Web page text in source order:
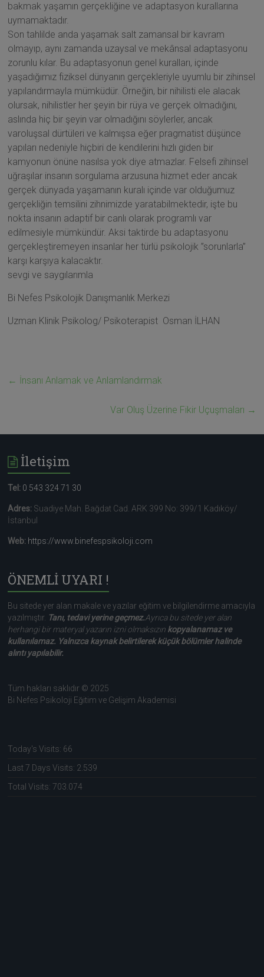
bakmak yaşamın gerçekliğine ve adaptasyon kurallarına
uymamaktadır.
Son tahlilde anda yaşamak salt zamansal bir kavram
olmayıp, aynı zamanda uzaysal ve mekânsal adaptasyonu
zorunlu kılar. Bu adaptasyonun genel kuralları, içinde
yaşadığımız fiziksel dünyanın gerçekleriyle uyumlu bir zihinsel
yapılandırmayla mümküdür. Örneğin, bir nihilisti ele alacak
olursak, nihilistler her şeyin bir rüya ve gerçek olmadığını,
aslında hiç bir şeyin var olmadığını söylerler, ancak
varoluşsal dürtüleri ve kalmışsa eğer pragmatist düşünce
yapıları nedeniyle hiçbiri de kendilerini hızlı giden bir
kamyonun önüne nasılsa yok diye atmazlar. Felsefi zihinsel
uğraşılar insanın sorgulama arzusuna hizmet eder ancak
gerçek dünyada yaşamanın kuralı içinde var olduğumuz
gerçekliğin temsilini zihnimizde yaratabilmektedir, işte bu
nokta insanın adaptif bir canlı olarak programlı var
edilmesiyle mümkündür. Aksi taktirde bu adaptasyonu
gerçekleştiremeyen insanlar her türlü psikolojik ”sorunlarla”
karşı karşıya kalacaktır.
sevgi ve saygılarımla
Bi Nefes Psikolojik Danışmanlık Merkezi
Uzman Klinik Psikolog/ Psikoterapist Osman İLHAN
← İnsanı Anlamak ve Anlamlandırmak
Var Oluş Üzerine Fikir Uçuşmaları →
İletişim
Tel: 0 543 324 71 30
Adres: Suadiye Mah. Bağdat Cad. ARK 399 No: 399/1 Kadıköy/
İstanbul
Web: https://www.binefespsikoloji.com
ÖNEMLİ UYARI !
Bu sitede yer alan makale ve yazılar eğitim ve bilgilendirme amacıyla
yazılmıştır. Tanı, tedavi yerine geçmez.Ayrıca bu sitede yer alan
herhangi bir materyal yazarın izni olmaksızın kopyalanamaz ve
kullanılamaz. Yalnızca kaynak belirtilerek küçük bölümler halinde
alıntı yapılabilir.
Tüm hakları saklıdır © 2025
Bi Nefes Psikoloji Eğitim ve Gelişim Akademisi
Today's Visits: 66
Last 7 Days Visits: 2.539
Total Visits:703.074